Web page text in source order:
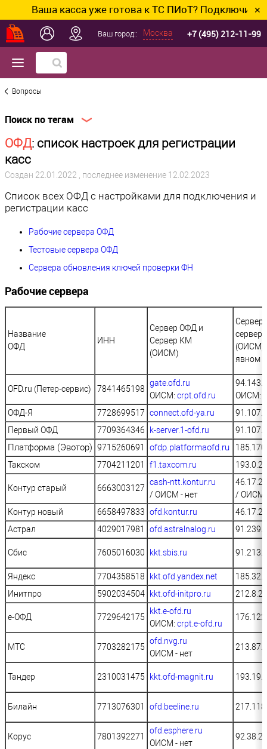
Ваша касса уже готова к ТС ПИоТ? Подключим и ✕
Ваш город:: Москва +7 (495) 212-11-99
Вопросы
Поиск по тегам
ОФД: список настроек для регистрации
касс
Создан 22.01.2022 , последнее изменение 12.02.2023
Список всех ОФД с настройками для подключения и
регистрации касс
Рабочие сервера ОФД
Тестовые сервера ОФД
Сервера обновления ключей проверки ФН
Рабочие сервера
Название
ОФД
ИНН
Сервер ОФД и
Сервер КМ
(ОИСМ)
Сервер
сервер
(ОИСМ)
явном
OFD.ru (Петер-сервис) 7841465198
gate.ofd.ru
ОИСМ: crpt.ofd.ru
ОИСМ:
ОФД-Я
7728699517 connect.ofd-ya.ru
Первый ОФД
7709364346 k-server.1-ofd.ru
Платформа (Эвотор) 9715260691 ofdp.platformaofd.ru
Такском
7704211201 f1.taxcom.ru
Контур старый 6663003127
cash-ntt.kontur.ru
/ ОИСМ - нет
/ ОИСМ
Контур новый
6658497833 ofd.kontur.ru
Астрал
4029017981 ofd.astralnalog.ru
Сбис 7605016030 kkt.sbis.ru
Яндекс 7704358518 kkt.ofd.yandex.net
Инитпро
5902034504 kkt.ofd-initpro.ru
е-ОФД 7729642175
kkt.e-ofd.ru
ОИСМ: crpt.e-ofd.ru
МТС 7703282175
ofd.nvg.ru
ОИСМ - нет
Тандер 2310031475 kkt.ofd-magnit.ru
Билайн 7713076301 ofd.beeline.ru
Корус 7801392271
ofd.esphere.ru
ОИСМ - нет